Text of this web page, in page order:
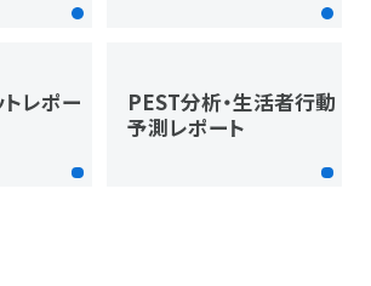
トレポー
PEST分析・生活者行動
予測レポート